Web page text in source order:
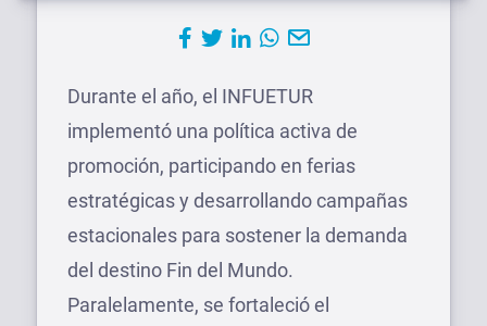
Durante el año, el INFUETUR
implementó una política activa de
promoción, participando en ferias
estratégicas y desarrollando campañas
estacionales para sostener la demanda
del destino Fin del Mundo.
Paralelamente, se fortaleció el